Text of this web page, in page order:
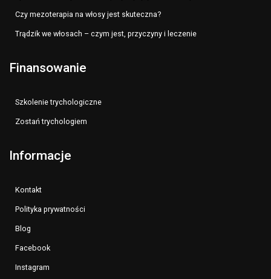
Czy mezoterapia na włosy jest skuteczna?
Trądzik we włosach – czym jest, przyczyny i leczenie
Finansowanie
Szkolenie trychologiczne
Zostań trychologiem
Informacje
Kontakt
Polityka prywatności
Blog
Facebook
Instagram